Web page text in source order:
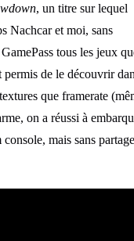
, un titre sur lequel
Nachcar et moi, sans
tous les jeux
permis de le découvrir
que framerate
on a réussi à
mais sans partage